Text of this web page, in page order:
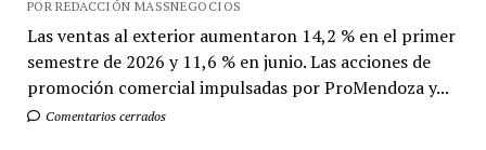
POR REDACCIÓN MASSNEGOCIOS
Las ventas al exterior aumentaron 14,2 % en el primer
semestre de 2026 y 11,6 % en junio. Las acciones de
promoción comercial impulsadas por ProMendoza y...
Comentarios cerrados